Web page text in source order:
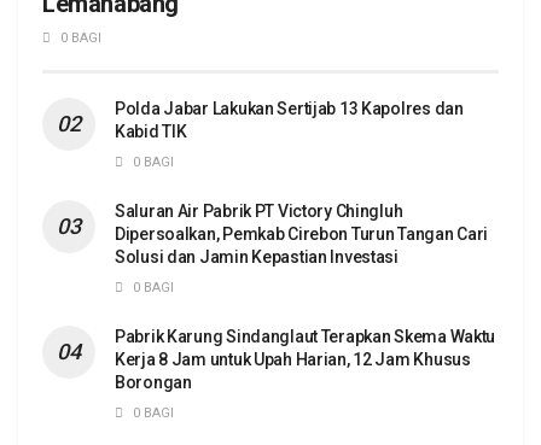
0 BAGI
Polda Jabar Lakukan Sertijab 13 Kapolres dan
Kabid TIK
0 BAGI
Saluran Air Pabrik PT Victory Chingluh
Dipersoalkan, Pemkab Cirebon Turun Tangan Cari
Solusi dan Jamin Kepastian Investasi
0 BAGI
Pabrik Karung Sindanglaut Terapkan Skema Waktu
Kerja 8 Jam untuk Upah Harian, 12 Jam Khusus
Borongan
0 BAGI